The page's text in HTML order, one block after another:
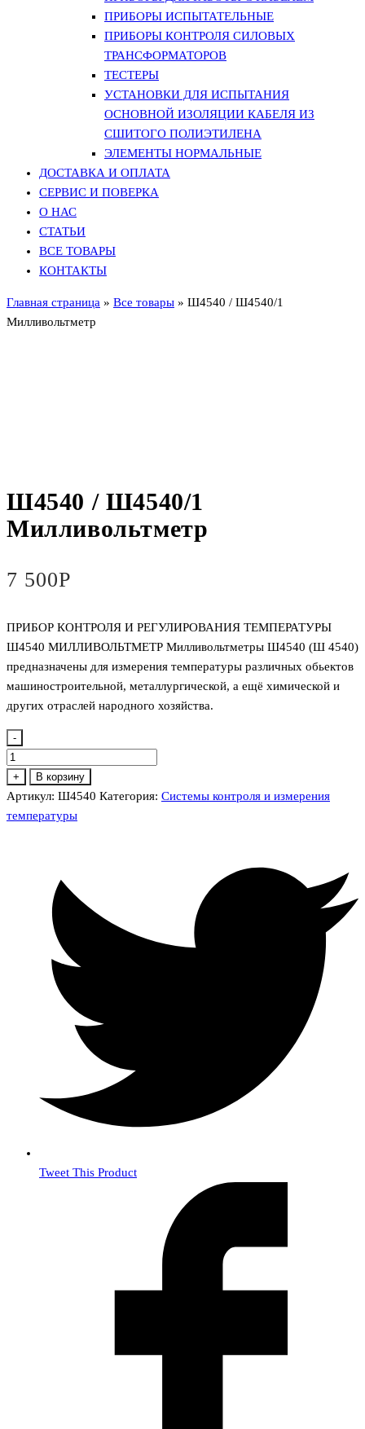
ПРИБОРЫ ИСПЫТАТЕЛЬНЫЕ
ПРИБОРЫ КОНТРОЛЯ СИЛОВЫХ
ТРАНСФОРМАТОРОВ
ТЕСТЕРЫ
УСТАНОВКИ ДЛЯ ИСПЫТАНИЯ
ОСНОВНОЙ ИЗОЛЯЦИИ КАБЕЛЯ ИЗ
СШИТОГО ПОЛИЭТИЛЕНА
ЭЛЕМЕНТЫ НОРМАЛЬНЫЕ
ДОСТАВКА И ОПЛАТА
СЕРВИС И ПОВЕРКА
О НАС
СТАТЬИ
ВСЕ ТОВАРЫ
КОНТАКТЫ
Главная страница » Все товары » Ш4540 / Ш4540/1
Милливольтметр
Ш4540 / Ш4540/1
Милливольтметр
7 500Р
ПРИБОР КОНТРОЛЯ И РЕГУЛИРОВАНИЯ ТЕМПЕРАТУРЫ
Ш4540 МИЛЛИВОЛЬТМЕТР Милливольтметры Ш4540 (Ш 4540)
предназначены для измерения температуры различных обьектов
машиностроительной, металлургической, а ещё химической и
других отраслей народного хозяйства.
-
Количество
товара
Ш4540
/
+ В корзину
Артикул: Ш4540 Категория: Системы контроля и измерения
температуры
Tweet This Product